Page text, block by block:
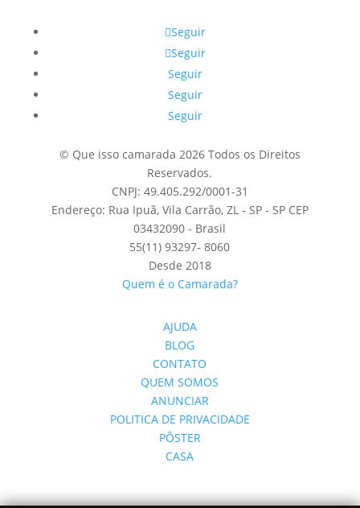
Seguir
Seguir
Seguir
Seguir
Seguir
© Que isso camarada 2026 Todos os Direitos
Reservados.
CNPJ: 49.405.292/0001-31
Endereço: Rua Ipuã, Vila Carrão, ZL - SP - SP CEP
03432090 - Brasil
55(11) 93297- 8060
Desde 2018
Quem é o Camarada?
AJUDA
BLOG
CONTATO
QUEM SOMOS
ANUNCIAR
POLITICA DE PRIVACIDADE
PÔSTER
CASA